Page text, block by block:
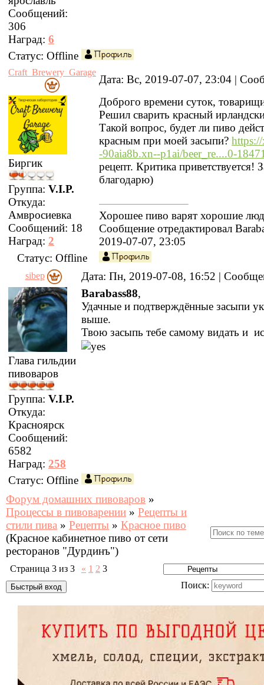
Сообщений:
306
Наград: 6
Статус: Offline
Craft_Brewery_Garage
Дата: Вс, 2019-07-07, 23:04 |
Биргик
Группа: V.I.P.
Откуда:
Амвросиевка
Сообщений: 18
Наград: 2
Доброго времени суток,
Решил сварить красный
Такой вопрос, будет ли пиво
красным при моей засыпи?
-90aia8b.xn--p1ai/beer_re....0-
рецепт. Критика приветствуется!
благодарю)
Хорошее пиво варят хорошие
Сообщение отредактировал
2019-07-07, 23:05
Статус: Offline
sibep Дата: Пн, 2019-07-08, 16:52 |
Глава гильдии
пивоваров
Группа: V.I.P.
Откуда:
Красноярск
Сообщений:
6582
Наград: 258
Barabass88,
Удачные и подтверждённые засыпи
выше.
Твою засыпь тебе самому видать и
Статус: Offline
Форум домашних пивоваров »
Процессы в пивоварении » Рецепты и
стили пива » Рецепты » Красное пиво
(Красное кабинетное пиво от сети
ресторанов "Дурдинъ")
Страница 3 из 3 « 1 2 3
Поиск: